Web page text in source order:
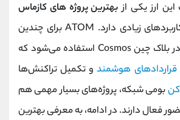
ارز یکی ازبهترین پروژ‌ه های کازماس
شمرده می‌شود و کاربردهای زیادی دارد. ATOM برای چندین
عملکرد بسیار مهم در بلاک چین Cosmos استفاده می‌شود که
قراردادهای هوشمندو تکمیل تراکنش‌ها
بومی شبکه، پروژه‌های بسیار مهمی هم
فعال دارند. در ادامه، به معرفی بهترین